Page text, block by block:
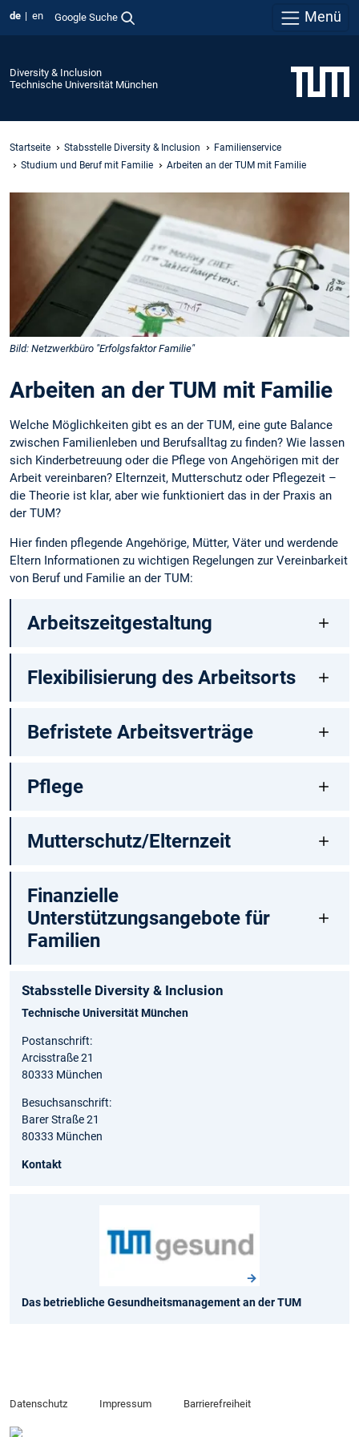
de en Google Suche Menü
Diversity & Inclusion
Technische Universität München
Startseite Stabsstelle Diversity & Inclusion
Familienservice
Studium und Beruf mit Familie
Arbeiten an der TUM mit Familie
Bild: Netzwerkbüro "Erfolgsfaktor Familie"
Arbeiten an der TUM mit Familie
Welche Möglichkeiten gibt es an der TUM, eine gute Balance
zwischen Familienleben und Berufsalltag zu finden? Wie lassen
sich Kinderbetreuung oder die Pflege von Angehörigen mit der
Arbeit vereinbaren? Elternzeit, Mutterschutz oder Pflegezeit –
die Theorie ist klar, aber wie funktioniert das in der Praxis an
der TUM?
Hier finden pflegende Angehörige, Mütter, Väter und werdende
Eltern Informationen zu wichtigen Regelungen zur Vereinbarkeit
von Beruf und Familie an der TUM:
Arbeitszeitgestaltung
Flexibilisierung des Arbeitsorts
Befristete Arbeitsverträge
Pflege
Mutterschutz/Elternzeit
Finanzielle
Unterstützungsangebote für
Familien
Stabsstelle Diversity & Inclusion
Technische Universität München
Postanschrift:
Arcisstraße 21
80333 München
Besuchsanschrift:
Barer Straße 21
80333 München
Kontakt
Das betriebliche Gesundheitsmanagement an der TUM
Datenschutz Impressum Barrierefreiheit